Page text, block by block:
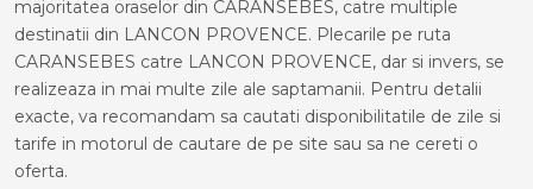
majoritatea oraselor din CARANSEBES, catre multiple
destinatii din LANCON PROVENCE. Plecarile pe ruta
CARANSEBES catre LANCON PROVENCE, dar si invers, se
realizeaza in mai multe zile ale saptamanii. Pentru detalii
exacte, va recomandam sa cautati disponibilitatile de zile si
tarife in motorul de cautare de pe site sau sa ne cereti o
oferta.